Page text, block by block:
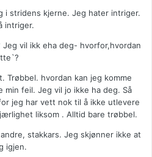
i stridens kjerne. Jeg hater intriger.
intriger.
vil ikk eha deg- hvorfor,hvordan
hvordan kan jeg komme
feil. Jeg vil jo ikke ha deg. Så
jeg har vett nok til å ikke utlevere
liksom . Alltid bare trøbbel.
stakkars. Jeg skjønner ikke at
igjen.